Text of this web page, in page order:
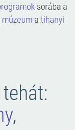
sorába a
múzeum a tihanyi
,